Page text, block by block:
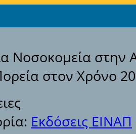
Νοσοκομεία στην
στον Χρόνο
Εκδόσεις ΕΙΝΑΠ